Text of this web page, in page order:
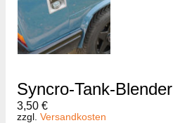
Syncro-Tank-
3,50 €
zzgl. Versandkosten